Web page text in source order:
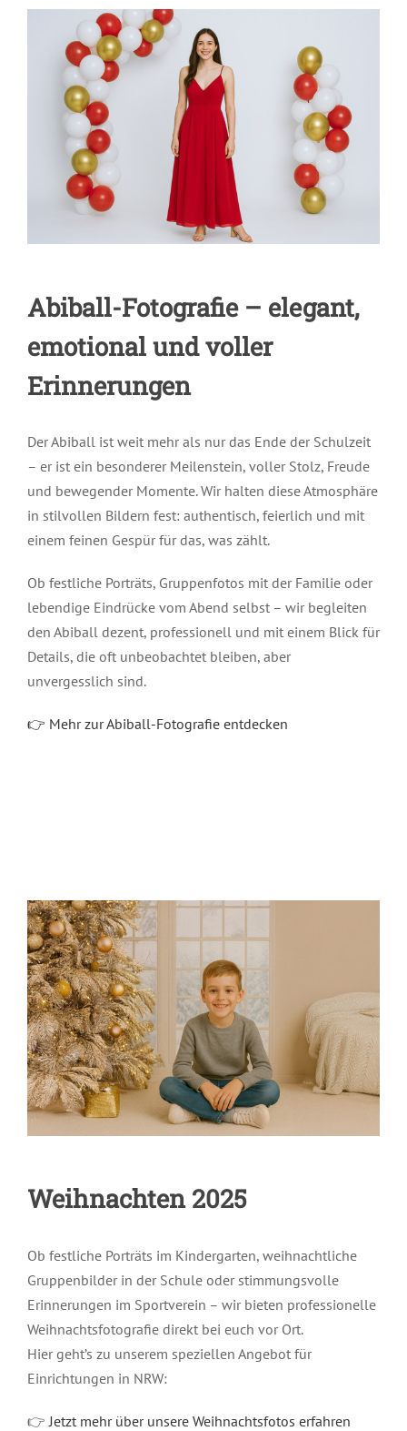
Abiball-Fotografie – elegant,
emotional und voller
Erinnerungen
Der Abiball ist weit mehr als nur das Ende der Schulzeit
– er ist ein besonderer Meilenstein, voller Stolz, Freude
und bewegender Momente. Wir halten diese Atmosphäre
in stilvollen Bildern fest: authentisch, feierlich und mit
einem feinen Gespür für das, was zählt.
Ob festliche Porträts, Gruppenfotos mit der Familie oder
lebendige Eindrücke vom Abend selbst – wir begleiten
den Abiball dezent, professionell und mit einem Blick für
Details, die oft unbeobachtet bleiben, aber
unvergesslich sind.
👉 Mehr zur Abiball-Fotografie entdecken
Weihnachten 2025
Ob festliche Porträts im Kindergarten, weihnachtliche
Gruppenbilder in der Schule oder stimmungsvolle
Erinnerungen im Sportverein – wir bieten professionelle
Weihnachtsfotografie direkt bei euch vor Ort.
Hier geht’s zu unserem speziellen Angebot für
Einrichtungen in NRW:
👉 Jetzt mehr über unsere Weihnachtsfotos erfahren